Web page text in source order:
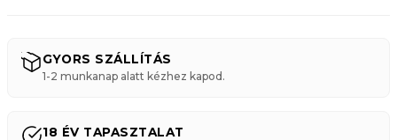
GYORS SZÁLLÍTÁS
1-2 munkanap alatt kézhez kapod.
18 ÉV TAPASZTALAT